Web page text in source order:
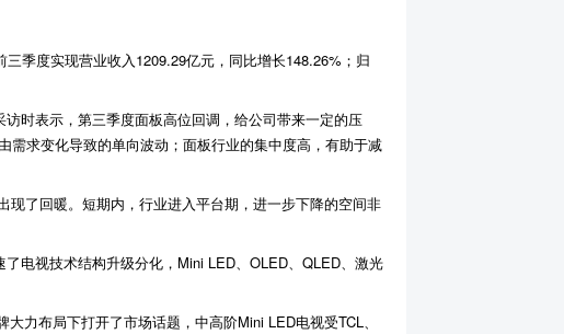
季度实现营业收入1209.29亿元，同比增长148.26%；归
时表示，第三季度面板高位回调，给公司带来一定的压
需求变化导致的单向波动；面板行业的集中度高，有助于减
了回暖。短期内，行业进入平台期，进一步下降的空间非
电视技术结构升级分化，Mini LED、OLED、QLED、激光
力布局下打开了市场话题，中高阶Mini LED电视受TCL、